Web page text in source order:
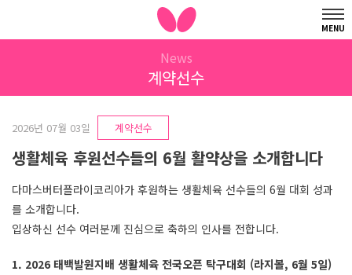
MENU
News
계약선수
2026년 07월 03일 계약선수
생활체육 후원선수들의 6월 활약상을 소개합니다
다마스버터플라이코리아가 후원하는 생활체육 선수들의 6월 대회 성과
를 소개합니다.
입상하신 선수 여러분께 진심으로 축하의 인사를 전합니다.
1. 2026 태백발원지배 생활체육 전국오픈 탁구대회 (라지볼, 6월 5일)